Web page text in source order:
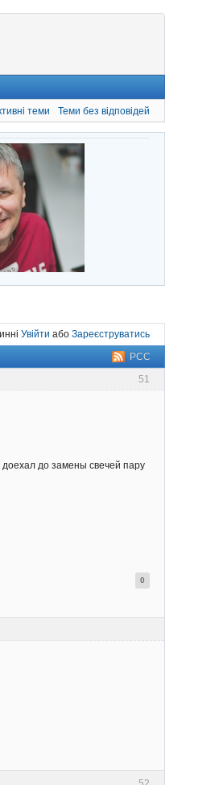
теми Теми без відповідей
Увійти або Зареєструватись
РСС
51
до замены свечей пару
0